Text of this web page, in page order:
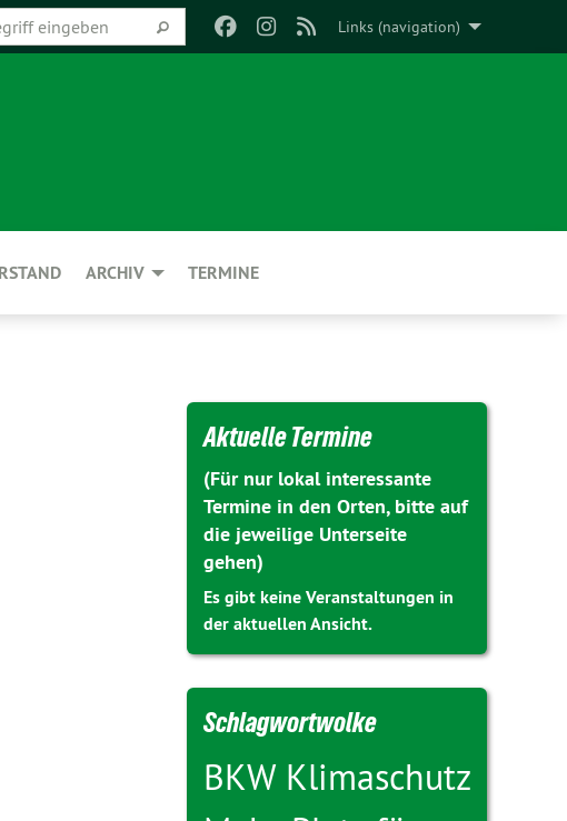
Links (navigation)
ARCHIV TERMINE
Aktuelle Termine
(Für nur lokal interessante
Termine in den Orten, bitte auf
die jeweilige Unterseite
gehen)
Es gibt keine Veranstaltungen in
der aktuellen Ansicht.
Schlagwortwolke
BKW Klimaschutz